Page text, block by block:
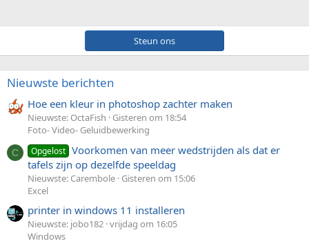
Steun ons
Nieuwste berichten
Hoe een kleur in photoshop zachter maken
Nieuwste: OctaFish
Gisteren om 18:54
Foto- Video- Geluidbewerking
C Opgelost Voorkomen van meer wedstrijden als dat er
tafels zijn op dezelfde speeldag
Nieuwste: Carembole Gisteren om 15:06
Excel
printer in windows 11 installeren
Nieuwste: jobo182 vrijdag om 16:05
Windows